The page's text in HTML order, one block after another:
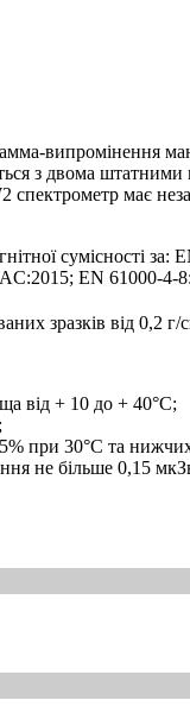
випромінення
з двома
спектрометр має
сумісності
EN 61000-4-
зразків від 0,2 г/
від + 10 до + 40°С;
при 30°С та
не більше 0,15